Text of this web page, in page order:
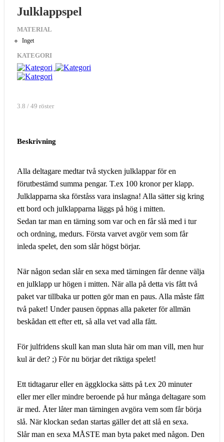
Julklappspel
MATERIAL
Inget
KATEGORI
3.8 / 49 röster
Beskrivning
Alla deltagare medtar två stycken julklappar för en
förutbestämd summa pengar. T.ex 100 kronor per klapp.
Julklapparna ska förståss vara inslagna! Alla sätter sig kring
ett bord och julklapparna läggs på hög i mitten.
Sedan tar man en tärning som var och en får slå med i tur
och ordning, medurs. Första varvet avgör vem som får
inleda spelet, den som slår högst börjar.
När någon sedan slår en sexa med tärningen får denne välja
en julklapp ur högen i mitten. När alla på detta vis fått två
paket var tillbaka ur potten gör man en paus. Alla måste fått
två paket! Under pausen öppnas alla paketer för allmän
beskådan ett efter ett, så alla vet vad alla fått.
För julfridens skull kan man sluta här om man vill, men hur
kul är det? ;) För nu börjar det riktiga spelet!
Ett tidtagarur eller en äggklocka sätts på t.ex 20 minuter
eller mer eller mindre beroende på hur många deltagare som
är med. Åter låter man tärningen avgöra vem som får börja
slå. När klockan sedan startas gäller det att slå en sexa.
Slår man en sexa MÅSTE man byta paket med någon. Den